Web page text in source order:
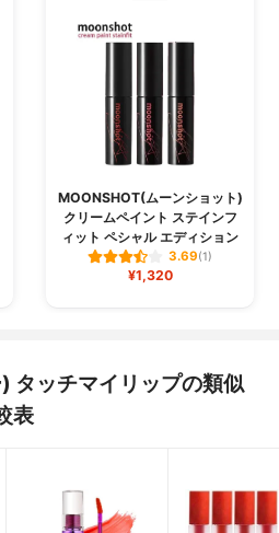
MOONSHOT(ムーンショット)
クリームペイント ステインフ
ィット ペシャル エディション
3.69(1)
¥1,320
タッチマイリップの類似
表